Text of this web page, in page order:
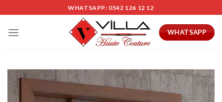
to
content
WHATSAPP: 0542 126 12 12
WHATSAPP